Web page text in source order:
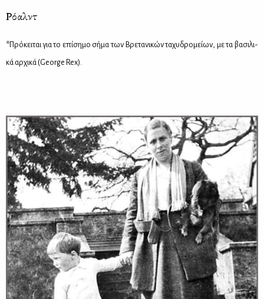
Ρό­αλντ
*Πρό­κει­ται για το επί­ση­μο σή­μα των Βρε­τα­νι­κών τα­χυ­δρο­μεί­ων, με τα βα­σι­λι­
κά αρ­χι­κά (George Rex).